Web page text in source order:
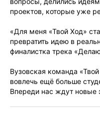
проектов, которые уже
«Для меня «Твой Ход»
превратить идею в
финалистка трека
Вузовская команда
вовлечь ещё больше
Впереди нас ждут новые